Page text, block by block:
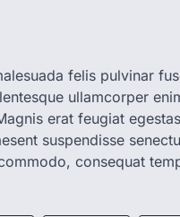
felis pulvinar
ullamcorper
erat feugiat
suspendisse
consequat